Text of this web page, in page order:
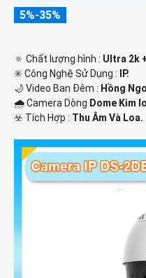
5%-35%
🔅 Chất lượng hình : Ultra 2k
✳️ Công Nghệ Sử Dụng :
IP.
🌙 Video Ban Đêm : Hồng
🌧️ Camera Dòng Dome Kim
️☣️ Tích Hợp : Thu Âm Và Loa.